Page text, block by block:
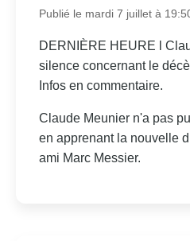
Publié le mardi 7 juillet à
DERNIÈRE HEURE l
silence concernant le
Infos en commentaire.
Claude Meunier n'a pas
en apprenant la nouvelle
ami Marc Messier.